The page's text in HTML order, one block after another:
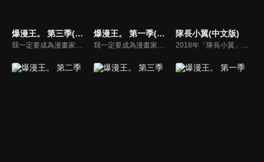
爆漫王。 第三季(中文版)
我一定要成為漫畫家！中學三年級生的真城最高，擁有驚人的繪畫天份。真城一直暗戀班上的美少女──亞豆美保，在一次偶然的機會，真城向亞豆告白，如果自己的漫畫有朝一日改編成動畫，兩人就結婚。在亞豆接受真城告白的同時，真城決定與同學高木以亞城木夢葉為筆名出道，一同闖盪競爭激烈的漫畫市場。
爆漫王。 第一季(中文版)
我一定要成為漫畫家！中學三年級生的真城最高，擁有驚人的繪畫天份。真城一直暗戀班上的美少女──亞豆美保，在一次偶然的機會，真城向亞豆告白，如果自己的漫畫有朝一日改編成動畫，兩人就結婚。在亞豆接受真城告白的同時，真城決定與同學高木以亞城木夢葉為筆名出道，一同闖盪競爭激烈的漫畫市場。
隊長小翼(中文版)
2018年「隊長小翼」將再度讓世界沸騰！本作描述轉學進入南葛小學的天才足球少年大空翼，在與若林源三、日向小次郎等來自全國的對手們的戰鬥中，逐漸成長蛻變為獨當一面的足球運動員。